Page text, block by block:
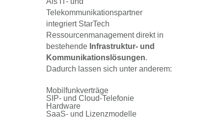
Telekommunikationspartner
integriert StarTech
Ressourcenmanagement direkt in
bestehende Infrastruktur- und
Kommunikationslösungen.
Dadurch lassen sich unter anderem:
Mobilfunkverträge
SIP- und Cloud-Telefonie
Hardware
SaaS- und Lizenzmodelle